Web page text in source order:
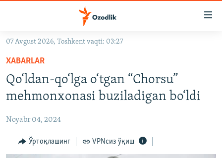
Асосий
навигацияга
ўтинг
Қидиришга
OZODVIDEO
OZODARXIV
На русском
ИЖТИМОИЙ ТАРМОҚЛАР
07 Avgust 2026, Toshkent vaqti: 03:27
XABARLAR
Qo‘ldan-qo‘lga o‘tgan “Chorsu”
mehmonxonasi buziladigan bo‘ldi
Noyabr 04, 2024
Ўртоқлашинг VPNсиз ўқиш